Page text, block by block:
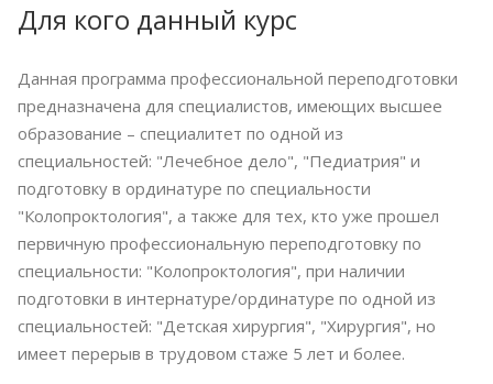
Для кого данный курс
Данная программа профессиональной переподготовки
предназначена для специалистов, имеющих высшее
образование – специалитет по одной из
специальностей: "Лечебное дело", "Педиатрия" и
подготовку в ординатуре по специальности
"Колопроктология", а также для тех, кто уже прошел
первичную профессиональную переподготовку по
специальности: "Колопроктология", при наличии
подготовки в интернатуре/ординатуре по одной из
специальностей: "Детская хирургия", "Хирургия", но
имеет перерыв в трудовом стаже 5 лет и более.